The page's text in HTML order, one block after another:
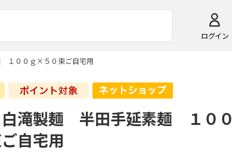
ログイン
１００ｇ×５０束ご自宅用
白滝製麺 半田手延素麺 １００
自宅用